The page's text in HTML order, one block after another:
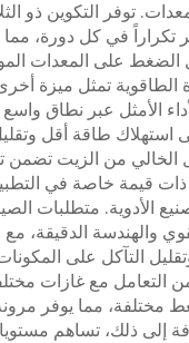
توفر التكوين ذو
تكراراً في كل دورة،
الضغط على المعدات
الطاقوية تمثل ميزة
الأمثل عبر نطاق
استهلاك طاقة أقل
الخالي من الزيت تضمن
ذات قيمة خاصة في
الأدوية. متطلبات
والهندسة الدقيقة،
التآكل على
التعامل مع غازات
مختلفة، مما يوفر
إلى ذلك، تساهم